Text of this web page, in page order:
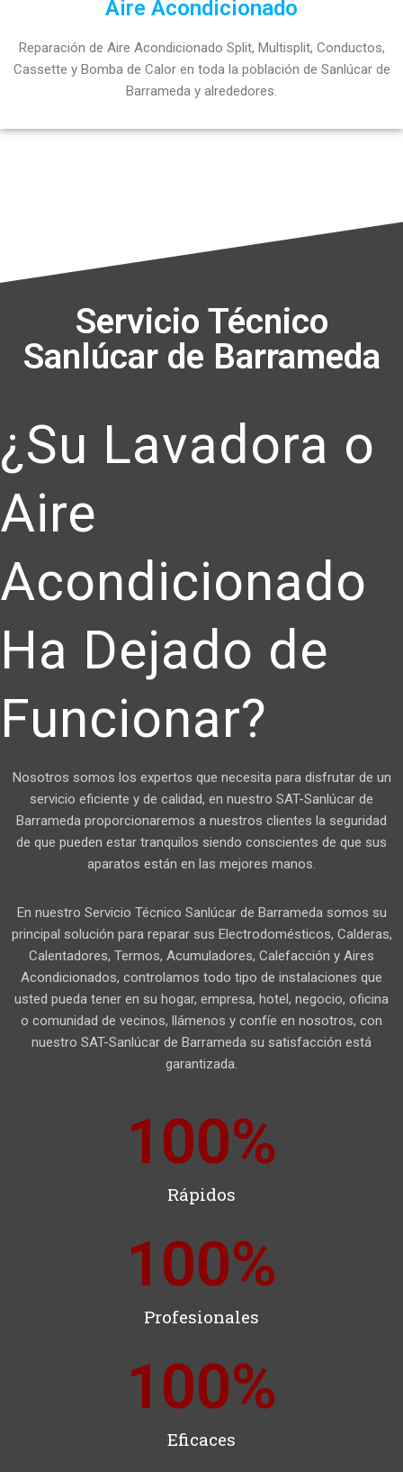
Aire Acondicionado
Reparación de Aire Acondicionado Split, Multisplit, Conductos,
Cassette y Bomba de Calor en toda la población de Sanlúcar de
Barrameda y alrededores.
Servicio Técnico
Sanlúcar de Barrameda
¿Su Lavadora o
Aire
Acondicionado
Ha Dejado de
Funcionar?
Nosotros somos los expertos que necesita para disfrutar de un
servicio eficiente y de calidad, en nuestro SAT-Sanlúcar de
Barrameda proporcionaremos a nuestros clientes la seguridad
de que pueden estar tranquilos siendo conscientes de que sus
aparatos están en las mejores manos.
En nuestro Servicio Técnico Sanlúcar de Barrameda somos su
principal solución para reparar sus Electrodomésticos, Calderas,
Calentadores, Termos, Acumuladores, Calefacción y Aires
Acondicionados, controlamos todo tipo de instalaciones que
usted pueda tener en su hogar, empresa, hotel, negocio, oficina
o comunidad de vecinos, llámenos y confíe en nosotros, con
nuestro SAT-Sanlúcar de Barrameda su satisfacción está
garantizada.
Rápidos
100%
Profesionales
100%
Eficaces
100%